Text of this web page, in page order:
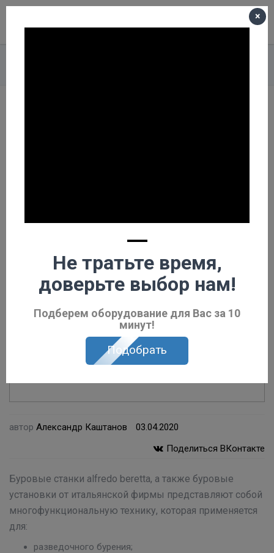
автор Александр Каштанов
03.04.2020
Поделиться ВКонтакте
Буровые станки alfredo beretta, а также буровые
установки от итальянской фирмы представляют собой
многофункциональную технику, которая применяется
для:
разведочного бурения;
×
—
Не тратьте время,
доверьте выбор нам!
Подберем оборудование для Вас за 10
минут!
Подобрать